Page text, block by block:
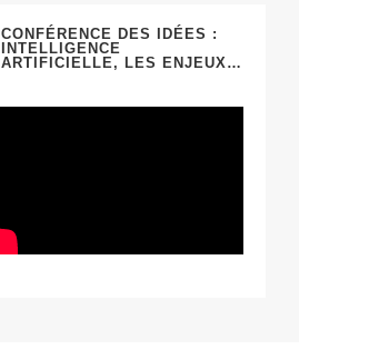
CONFÉRENCE DES IDÉES :
INTELLIGENCE
ARTIFICIELLE, LES ENJEUX…